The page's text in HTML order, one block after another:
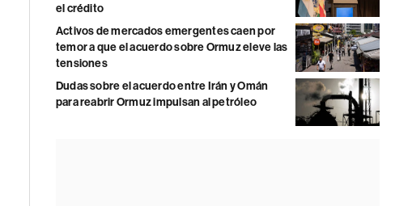
el crédito
Activos de mercados emergentes caen por
temor a que el acuerdo sobre Ormuz eleve las
tensiones
Dudas sobre el acuerdo entre Irán y Omán
para reabrir Ormuz impulsan al petróleo